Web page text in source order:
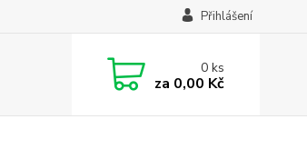
Přihlášení
0ks
za 0,00 Kč